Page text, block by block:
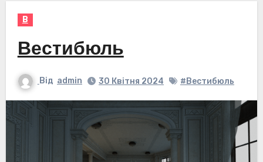
В
Вестибюль
Від admin 30 Квітня 2024 #Вестибюль